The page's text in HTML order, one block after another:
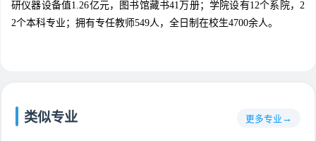
研仪器设备值1.26亿元，图书馆藏书41万册；学院设有12个系院，2
2个本科专业；拥有专任教师549人，全日制在校生4700余人。
类似专业 更多专业